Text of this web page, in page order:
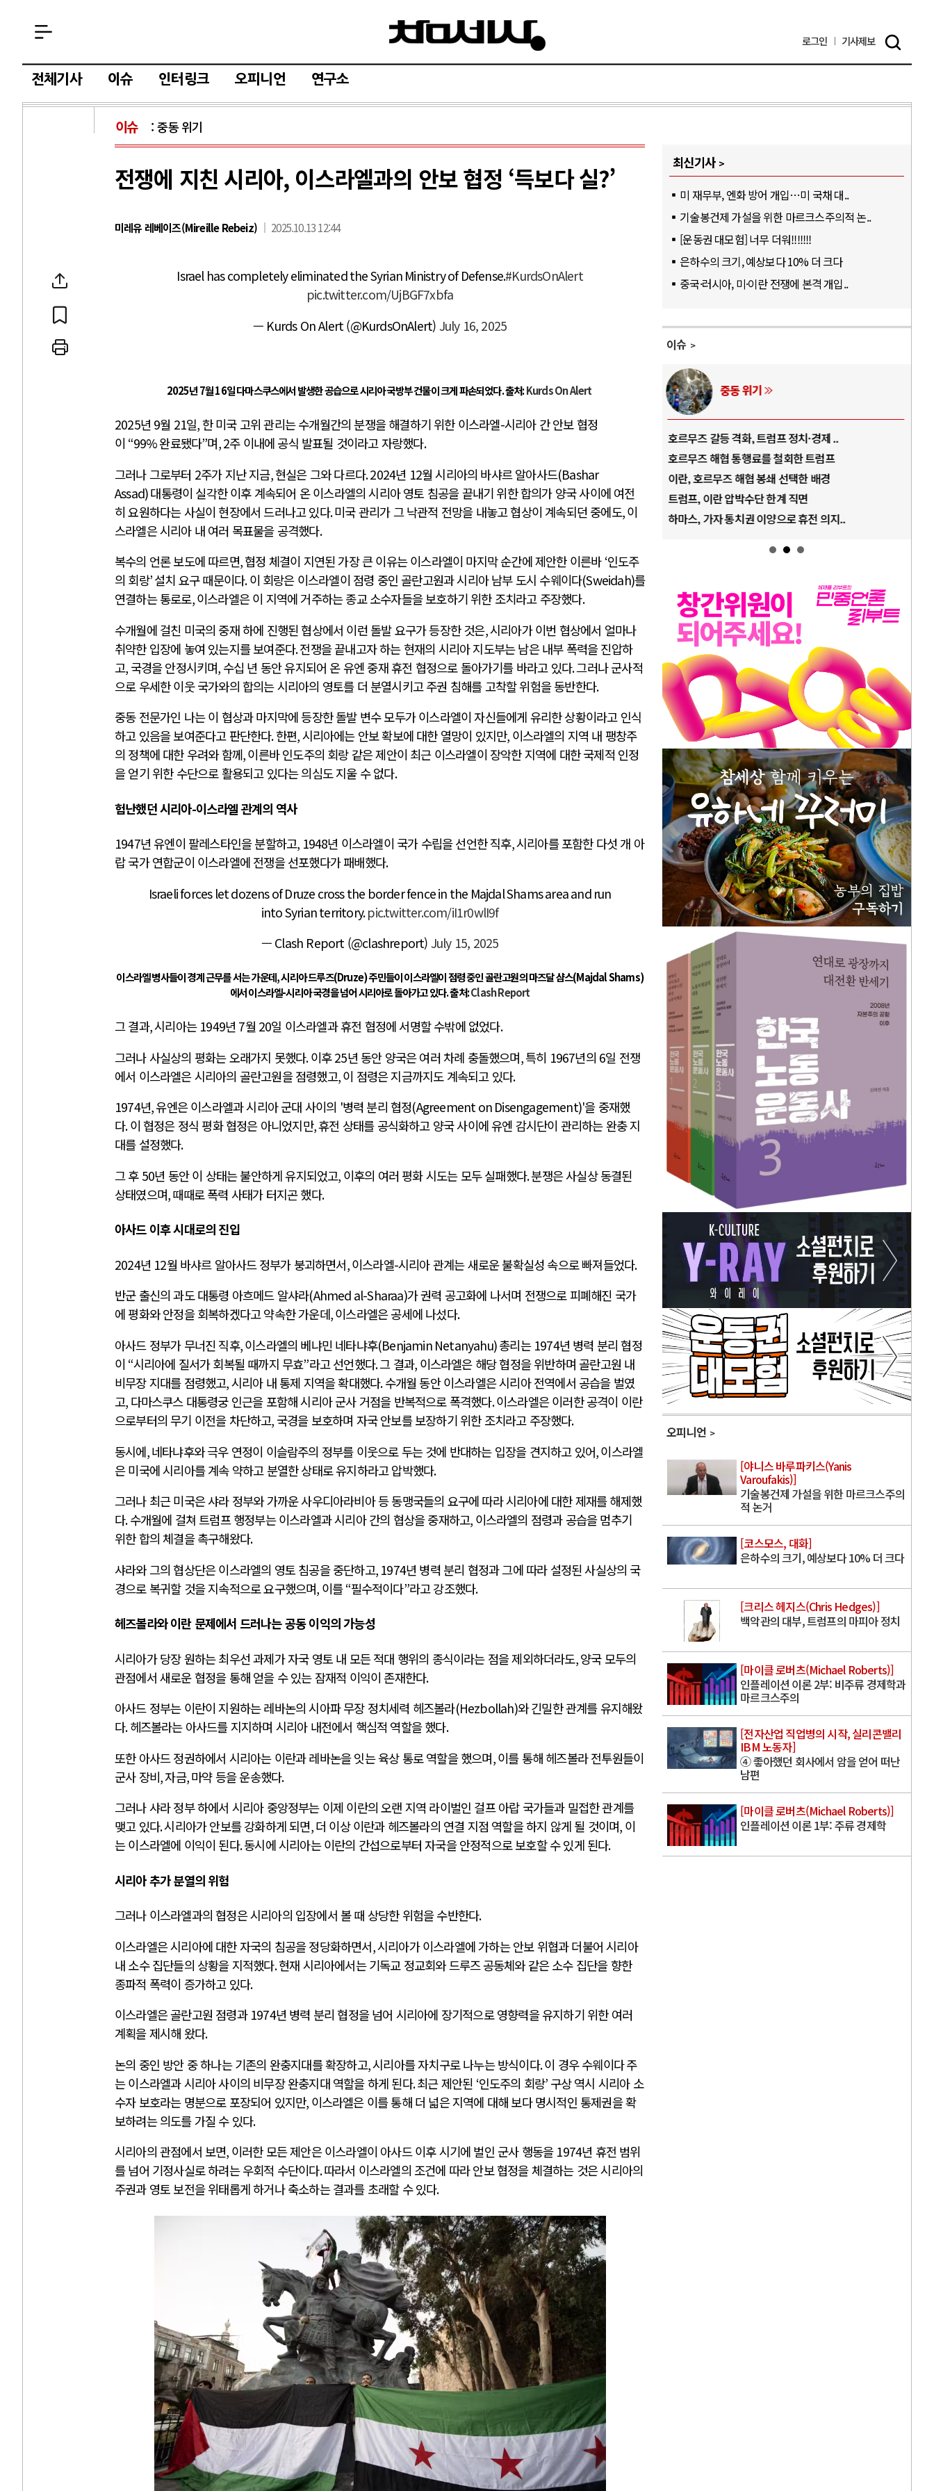
로그인 기사제보
전체기사 이슈 인터링크 오피니언 연구소
이슈 중동 위기
전쟁에 지친 시리아, 이스라엘과의 안보 협정 ‘득보다 실?’
미레유 레베이즈(Mireille Rebeiz) 2025.10.13 12:44
Israel has completely eliminated the Syrian Ministry of Defense.#KurdsOnAlert
pic.twitter.com/UjBGF7xbfa
— Kurds On Alert (@KurdsOnAlert) July 16, 2025
2025년 7월 16일 다마스쿠스에서 발생한 공습으로 시리아 국방부 건물이 크게 파손되었다. 출처:Kurds On Alert
2025년 9월 21일, 한 미국 고위 관리는 수개월간의 분쟁을 해결하기 위한 이스라엘-시리아 간 안보 협정
이 “99%완료됐다”며, 2주 이내에 공식 발표될 것이라고 자랑했다.
그러나 그로부터 2주가 지난 지금,현실은 그와 다르다. 2024년 12월 시리아의 바샤르 알아사드(Bashar
Assad)대통령이 실각한 이후 계속되어 온 이스라엘의 시리아 영토 침공을 끝내기 위한 합의가 양국 사이에 여전
히 요원하다는 사실이 현장에서 드러나고 있다.미국 관리가 그 낙관적 전망을 내놓고 협상이 계속되던 중에도,이
스라엘은 시리아 내 여러 목표물을 공격했다.
복수의 언론 보도에 따르면,협정 체결이 지연된 가장 큰 이유는 이스라엘이 마지막 순간에 제안한 이른바 ‘인도주
의 회랑’설치 요구 때문이다.이 회랑은 이스라엘이 점령 중인 골란고원과 시리아 남부 도시 수웨이다(Sweidah)를
연결하는 통로로,이스라엘은 이 지역에 거주하는 종교 소수자들을 보호하기 위한 조치라고 주장했다.
수개월에 걸친 미국의 중재 하에 진행된 협상에서 이런 돌발 요구가 등장한 것은,시리아가 이번 협상에서 얼마나
취약한 입장에 놓여 있는지를 보여준다.전쟁을 끝내고자 하는 현재의 시리아 지도부는 남은 내부 폭력을 진압하
고, 국경을 안정시키며, 수십 년 동안 유지되어 온 유엔 중재 휴전 협정으로 돌아가기를 바라고 있다.그러나 군사적
으로 우세한 이웃 국가와의 합의는 시리아의 영토를 더 분열시키고 주권 침해를 고착할 위험을 동반한다.
중동 전문가인 나는 이 협상과 마지막에 등장한 돌발 변수 모두가 이스라엘이 자신들에게 유리한 상황이라고 인식
하고 있음을 보여준다고 판단한다.한편,시리아에는 안보 확보에 대한 열망이 있지만, 이스라엘의 지역 내 팽창주
의 정책에 대한 우려와 함께,이른바 인도주의 회랑 같은 제안이 최근 이스라엘이 장악한 지역에 대한 국제적 인정
을 얻기 위한 수단으로 활용되고 있다는 의심도 지울 수 없다.
험난했던 시리아-이스라엘 관계의 역사
1947년 유엔이 팔레스타인을 분할하고, 1948년 이스라엘이 국가 수립을 선언한 직후,시리아를 포함한 다섯 개 아
랍 국가 연합군이 이스라엘에 전쟁을 선포했다가 패배했다.
Israeli forces let dozens of Druze cross the border fence in the Majdal Shams area and run
into Syrian territory.pic.twitter.com/iI1r0wlI9f
— Clash Report (@clashreport) July 15, 2025
이스라엘 병사들이 경계 근무를 서는 가운데, 시리아 드루즈(Druze) 주민들이 이스라엘이 점령 중인 골란고원의 마즈달 샴스(Majdal Shams)
에서 이스라엘-시리아 국경을 넘어 시리아로 돌아가고 있다. 출처:Clash Report
그 결과,시리아는 1949년 7월 20일 이스라엘과 휴전 협정에 서명할 수밖에 없었다.
그러나 사실상의 평화는 오래가지 못했다.이후25년 동안 양국은 여러 차례 충돌했으며,특히 1967년의 6일 전쟁
에서 이스라엘은 시리아의 골란고원을 점령했고,이 점령은 지금까지도 계속되고 있다.
1974년,유엔은 이스라엘과 시리아 군대 사이의 '병력 분리 협정(Agreement on Disengagement)'을 중재했
다.이 협정은 정식 평화 협정은 아니었지만,휴전 상태를 공식화하고 양국 사이에 유엔 감시단이 관리하는 완충 지
대를 설정했다.
그 후 50년 동안 이 상태는 불안하게 유지되었고, 이후의 여러 평화 시도는 모두 실패했다.분쟁은 사실상 동결된
상태였으며,때때로 폭력 사태가 터지곤 했다.
아사드 이후 시대로의 진입
2024년 12월 바샤르 알아사드정부가 붕괴하면서,이스라엘-시리아 관계는 새로운 불확실성 속으로 빠져들었다.
반군 출신의 과도 대통령 아흐메드 알샤라(Ahmed al-Sharaa)가 권력 공고화에 나서며 전쟁으로 피폐해진 국가
에 평화와 안정을 회복하겠다고 약속한 가운데,이스라엘은 공세에 나섰다.
아사드 정부가 무너진 직후,이스라엘의 베냐민 네타냐후(Benjamin Netanyahu)총리는 1974년 병력 분리 협정
이 “시리아에 질서가 회복될 때까지 무효”라고 선언했다.그 결과, 이스라엘은 해당 협정을 위반하며 골란고원 내
비무장 지대를 점령했고,시리아 내 통제 지역을 확대했다.수개월 동안 이스라엘은 시리아 전역에서 공습을 벌였
고, 다마스쿠스 대통령궁 인근을 포함해 시리아 군사 거점을 반복적으로 폭격했다.이스라엘은 이러한 공격이 이란
으로부터의 무기 이전을 차단하고, 국경을 보호하며 자국 안보를 보장하기 위한 조치라고 주장했다.
동시에,네타냐후와 극우 연정이 이슬람주의 정부를 이웃으로 두는 것에 반대하는 입장을 견지하고 있어,이스라엘
은 미국에 시리아를 계속 약하고 분열한 상태로 유지하라고 압박했다.
그러나 최근 미국은 샤라 정부와 가까운 사우디아라비아 등 동맹국들의 요구에 따라 시리아에 대한 제재를 해제했
다.수개월에 걸쳐 트럼프 행정부는 이스라엘과 시리아 간의 협상을 중재하고, 이스라엘의 점령과 공습을 멈추기
위한 합의 체결을 촉구해왔다.
샤라와 그의 협상단은 이스라엘의 영토 침공을 중단하고, 1974년 병력 분리 협정과 그에 따라 설정된 사실상의 국
경으로 복귀할 것을 지속적으로 요구했으며, 이를“필수적이다”라고 강조했다.
헤즈볼라와 이란 문제에서 드러나는 공동 이익의 가능성
시리아가 당장 원하는 최우선 과제가 자국 영토 내 모든 적대 행위의 종식이라는 점을 제외하더라도,양국 모두의
관점에서 새로운 협정을 통해 얻을 수 있는 잠재적 이익이 존재한다.
아사드 정부는 이란이 지원하는 레바논의 시아파 무장 정치세력 헤즈볼라(Hezbollah)와 긴밀한 관계를 유지해왔
다.헤즈볼라는 아사드를 지지하며 시리아 내전에서 핵심적 역할을 했다.
또한 아사드 정권하에서 시리아는 이란과 레바논을 잇는 육상 통로 역할을 했으며,이를 통해 헤즈볼라 전투원들이
군사 장비,자금,마약 등을 운송했다.
그러나 샤라 정부 하에서 시리아 중앙정부는 이제 이란의 오랜 지역 라이벌인 걸프 아랍 국가들과 밀접한 관계를
맺고 있다.시리아가 안보를 강화하게 되면,더 이상 이란과 헤즈볼라의 연결 지점 역할을 하지 않게 될 것이며, 이
는 이스라엘에 이익이 된다.동시에 시리아는 이란의 간섭으로부터 자국을 안정적으로 보호할 수 있게 된다.
시리아 추가 분열의 위험
그러나 이스라엘과의 협정은 시리아의 입장에서 볼 때 상당한 위험을 수반한다.
이스라엘은 시리아에 대한 자국의 침공을 정당화하면서,시리아가 이스라엘에 가하는 안보 위협과 더불어 시리아
내 소수 집단들의 상황을 지적했다.현재 시리아에서는 기독교 정교회와 드루즈공동체와 같은 소수 집단을 향한
종파적 폭력이 증가하고 있다.
이스라엘은 골란고원 점령과 1974년 병력 분리 협정을 넘어 시리아에 장기적으로 영향력을 유지하기 위한 여러
계획을 제시해 왔다.
논의 중인 방안 중 하나는 기존의 완충지대를 확장하고,시리아를 자치구로 나누는 방식이다.이 경우 수웨이다주
는 이스라엘과 시리아 사이의 비무장 완충지대 역할을 하게 된다.최근 제안된 ‘인도주의 회랑’ 구상 역시 시리아 소
수자 보호라는 명분으로 포장되어 있지만, 이스라엘은 이를 통해 더 넓은 지역에 대해 보다 명시적인 통제권을 확
보하려는 의도를 가질 수 있다.
시리아의 관점에서 보면, 이러한 모든 제안은 이스라엘이 아사드 이후 시기에 벌인 군사 행동을 1974년 휴전 범위
를 넘어 기정사실로 하려는 우회적 수단이다.따라서 이스라엘의 조건에 따라 안보 협정을 체결하는 것은 시리아의
주권과 영토 보전을 위태롭게 하거나 축소하는 결과를 초래할 수 있다.
최신기사
미 재무부, 엔화 방어 개입…미 국채 대..
기술봉건제 가설을 위한 마르크스주의적 논..
[운동권 대모험] 너무 더워!!!!!!!
은하수의 크기, 예상보다 10% 더 크다
중국·러시아, 미·이란 전쟁에 본격 개입..
이슈
러시아-우크라이나 전쟁
전쟁의 추상화: 우크라이나, 대리전의 역..
나토, 우크라 군사지원 2027년까지 공..
우크라이나, 덴마크, 에스토니아, 네덜란..
러·우크라, 대규모 공습 주고받아…민간 ..
중동 위기
호르무즈 갈등 격화, 트럼프 정치·경제 ..
이란, 호르무즈 해협 봉쇄 선택한 배경
트럼프, 이란 압박수단 한계 직면
하마스, 가자 통치권 이양으로 휴전 의지..
AI와 인간
중국 AI, 저가 공세로 글로벌 토큰 시..
AI 국부펀드 구상 놓고 미국 진보진영 ..
AI 데이터센터 반대 투쟁은 새로운 글로..
AI의 숨은 환경 비용: 데이터센터 확산..
AI는 어떻게 미국 민주주의를 잠식하고 ..
오피니언
[야니스 바루파키스(Yanis
Varoufakis)]
기술봉건제 가설을 위한 마르크스주의
적 논거
[코스모스, 대화]
은하수의 크기, 예상보다 10% 더 크다
[크리스 헤지스(Chris Hedges)]
백악관의 대부, 트럼프의 마피아 정치
[마이클 로버츠(Michael Roberts)]
인플레이션 이론 2부: 비주류 경제학과
마르크스주의
[전자산업 직업병의 시작, 실리콘밸리
IBM 노동자]
④ 좋아했던 회사에서 암을 얻어 떠난
남편
[마이클 로버츠(Michael Roberts)]
인플레이션 이론 1부: 주류 경제학